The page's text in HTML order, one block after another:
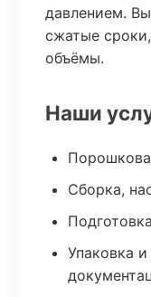
давлением.
сжатые
объёмы.
Наши
Сборка,
Упаковка